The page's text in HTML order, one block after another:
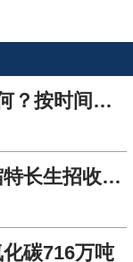
河南重点民生实事进展情况如何？按时间节点有序推进
2018年小升初 河南省多地压缩特长生招收规模
碳716万吨